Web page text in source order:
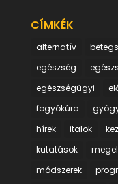
CÍMKÉK
alternatív
egészség
egészségügyi
fogyókúra
hírek
italok
kutatások
módszerek